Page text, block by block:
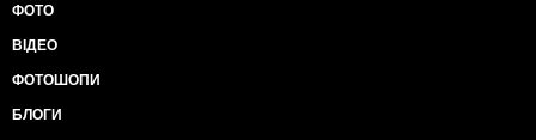
ФОТО
ВІДЕО
ФОТОШОПИ
БЛОГИ